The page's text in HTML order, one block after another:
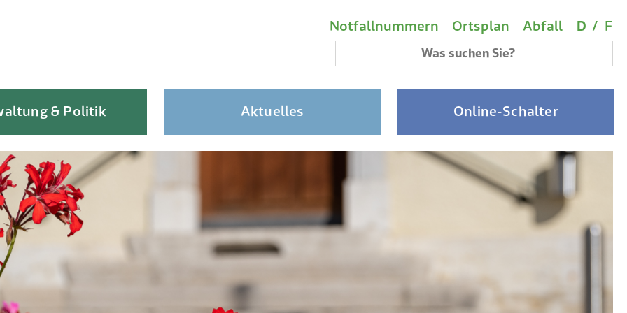
Metanavigation
Wichtige Links
Notfallnummern Ortsplan Abfall D / F
& Politik Aktuelles Online-Schalter